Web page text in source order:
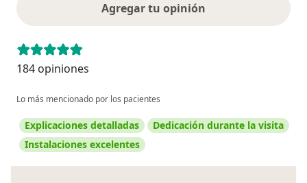
Agregar tu opinión
184 opiniones
Lo más mencionado por los pacientes
Explicaciones detalladas
Dedicación durante la visita
Instalaciones excelentes